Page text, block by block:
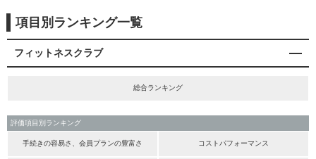
項目別ランキング一覧
フィットネスクラブ
総合ランキング
評価項目別ランキング
手続きの容易さ、会員プランの豊富さ コストパフォーマンス